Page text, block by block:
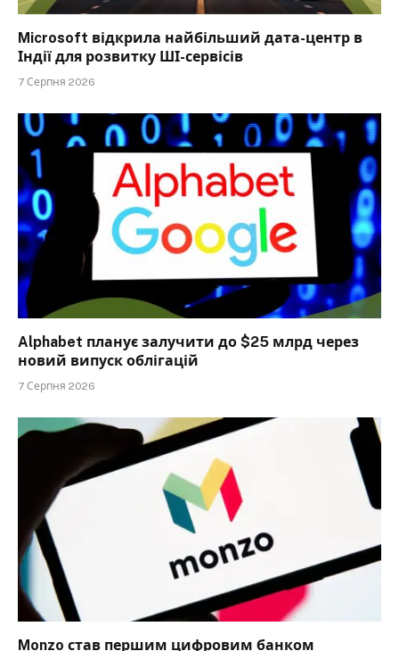
Microsoft відкрила найбільший дата-центр в
Індії для розвитку ШІ-сервісів
7 Серпня 2026
Alphabet планує залучити до $25 млрд через
новий випуск облігацій
7 Серпня 2026
Monzo став першим цифровим банком